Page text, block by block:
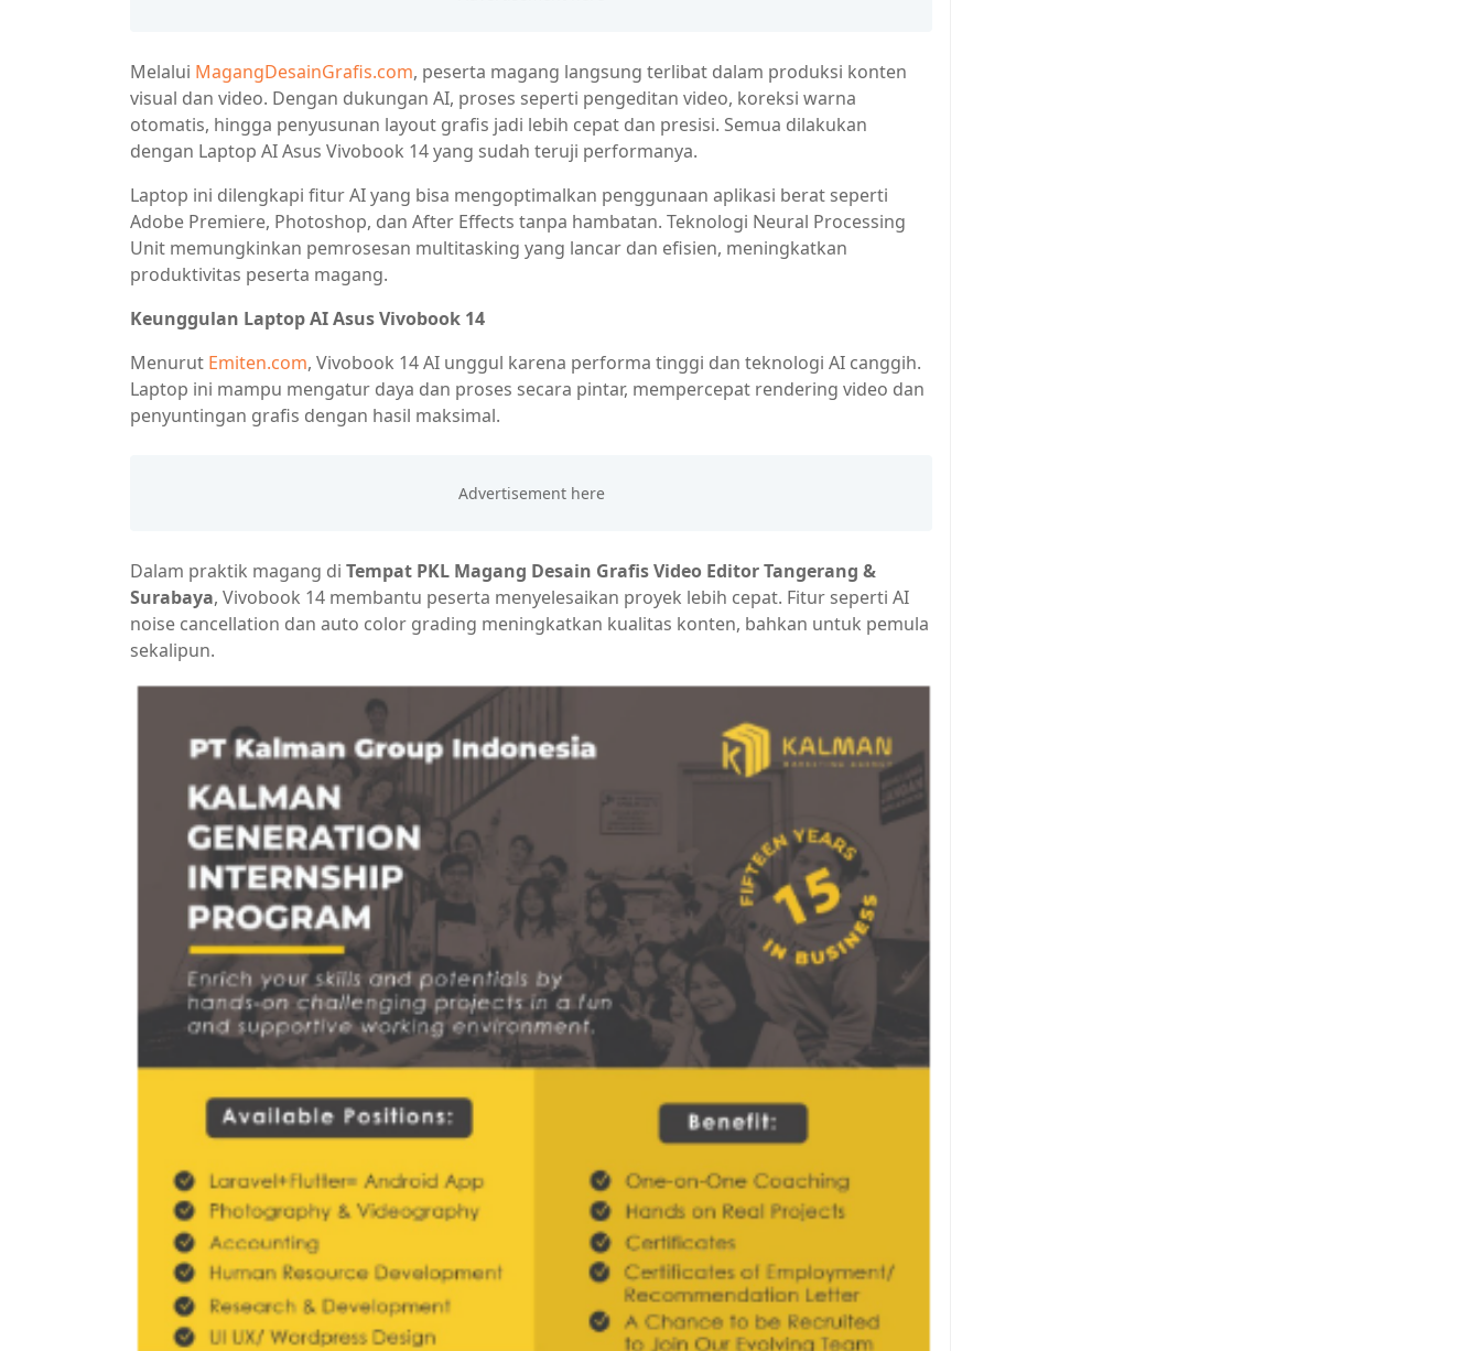
Melalui MagangDesainGrafis.com, peserta magang langsung terlibat dalam produksi konten
visual dan video. Dengan dukungan AI, proses seperti pengeditan video, koreksi warna
otomatis, hingga penyusunan layout grafis jadi lebih cepat dan presisi. Semua dilakukan
dengan Laptop AI Asus Vivobook 14 yang sudah teruji performanya.
Laptop ini dilengkapi fitur AI yang bisa mengoptimalkan penggunaan aplikasi berat seperti
Adobe Premiere, Photoshop, dan After Effects tanpa hambatan. Teknologi Neural Processing
Unit memungkinkan pemrosesan multitasking yang lancar dan efisien, meningkatkan
produktivitas peserta magang.
Keunggulan Laptop AI Asus Vivobook 14
Menurut Emiten.com, Vivobook 14 AI unggul karena performa tinggi dan teknologi AI canggih.
Laptop ini mampu mengatur daya dan proses secara pintar, mempercepat rendering video dan
penyuntingan grafis dengan hasil maksimal.
Dalam praktik magang di Tempat PKL Magang Desain Grafis Video Editor Tangerang &
Surabaya, Vivobook 14 membantu peserta menyelesaikan proyek lebih cepat. Fitur seperti AI
noise cancellation dan auto color grading meningkatkan kualitas konten, bahkan untuk pemula
sekalipun.